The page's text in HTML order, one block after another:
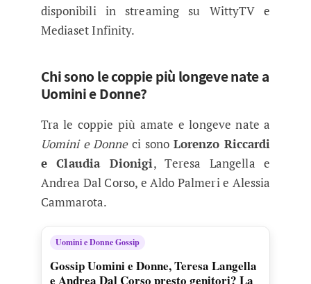
disponibili in streaming su WittyTV e
Mediaset Infinity.
Chi sono le coppie più longeve nate a
Uomini e Donne?
Tra le coppie più amate e longeve nate a
Uomini e Donneci sono Lorenzo Riccardi
e Claudia Dionigi, Teresa Langella e
Andrea Dal Corso, e Aldo Palmeri e Alessia
Cammarota.
Uomini e Donne Gossip
Gossip Uomini e Donne, Teresa Langella
e Andrea Dal Corso presto genitori? La